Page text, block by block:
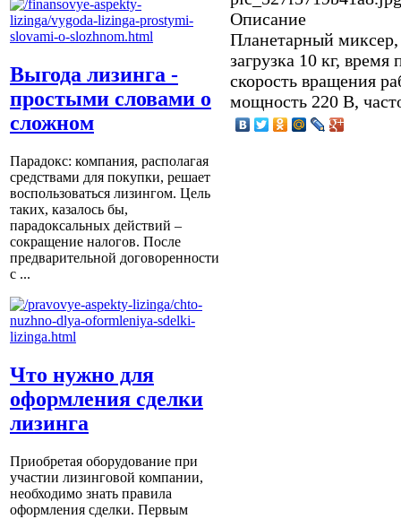
Выгода лизинга -
простыми словами о
сложном
Парадокс: компания, располагая
средствами для покупки, решает
воспользоваться лизингом. Цель
таких, казалось бы,
парадоксальных действий –
сокращение налогов. После
предварительной договоренности
с ...
Что нужно для
оформления сделки
лизинга
Приобретая оборудование при
участии лизинговой компании,
необходимо знать правила
оформления сделки. Первым
Описание
Планетарный
загрузка 10 кг,
скорость вращения
мощность 220 В,